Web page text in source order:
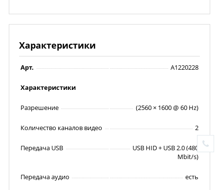
Характеристики
Арт. A1220228
Характеристики
Разрешение (2560 × 1600 @ 60 Hz)
Количество каналов видео 2
Передача USB
USB HID + USB 2.0 (480
Mbit/s)
Передача аудио есть